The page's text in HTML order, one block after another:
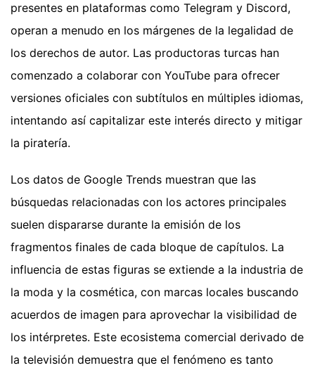
presentes en plataformas como Telegram y Discord,
operan a menudo en los márgenes de la legalidad de
los derechos de autor. Las productoras turcas han
comenzado a colaborar con YouTube para ofrecer
versiones oficiales con subtítulos en múltiples idiomas,
intentando así capitalizar este interés directo y mitigar
la piratería.
Los datos de Google Trends muestran que las
búsquedas relacionadas con los actores principales
suelen dispararse durante la emisión de los
fragmentos finales de cada bloque de capítulos. La
influencia de estas figuras se extiende a la industria de
la moda y la cosmética, con marcas locales buscando
acuerdos de imagen para aprovechar la visibilidad de
los intérpretes. Este ecosistema comercial derivado de
la televisión demuestra que el fenómeno es tanto